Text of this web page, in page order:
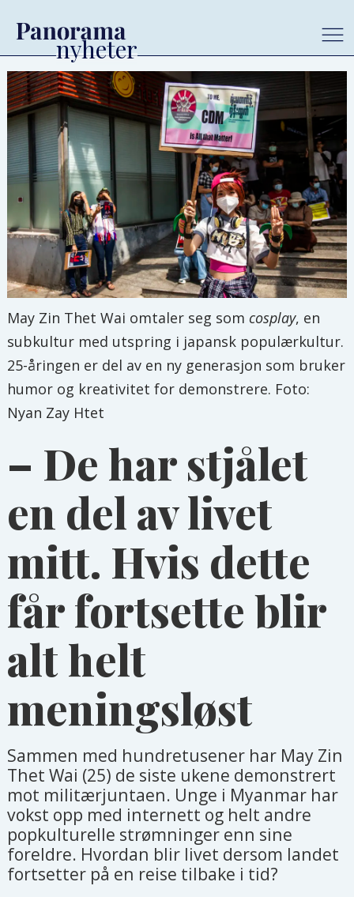
May Zin Thet Wai omtaler seg som cosplay, en
subkultur med utspring i japansk populærkultur.
25-åringen er del av en ny generasjon som bruker
humor og kreativitet for demonstrere. Foto:
Nyan Zay Htet
– De har stjålet
en del av livet
mitt. Hvis dette
får fortsette blir
alt helt
meningsløst
Sammen med hundretusener har May Zin
Thet Wai (25) de siste ukene demonstrert
mot militærjuntaen. Unge i Myanmar har
vokst opp med internett og helt andre
popkulturelle strømninger enn sine
foreldre. Hvordan blir livet dersom landet
fortsetter på en reise tilbake i tid?